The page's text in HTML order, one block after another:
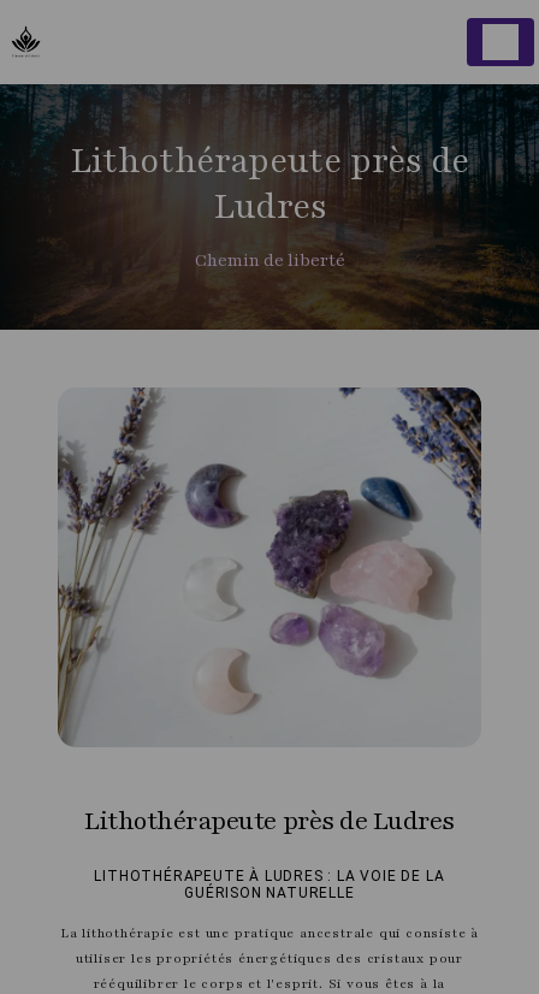
Lithothérapeute près de
Ludres
Chemin de liberté
Lithothérapeute près de Ludres
LITHOTHÉRAPEUTE À LUDRES : LA VOIE DE LA
GUÉRISON NATURELLE
La lithothérapie est une pratique ancestrale qui consiste à
utiliser les propriétés énergétiques des cristaux pour
rééquilibrer le corps et l'esprit. Si vous êtes à la